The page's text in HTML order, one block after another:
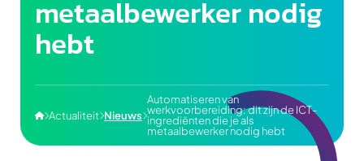
metaalbewerker nodig
hebt
Actualiteit Nieuws 
Automatiseren van
werkvoorbereiding: dit zijn de ICT-
ingrediënten die je als
metaalbewerker nodig hebt